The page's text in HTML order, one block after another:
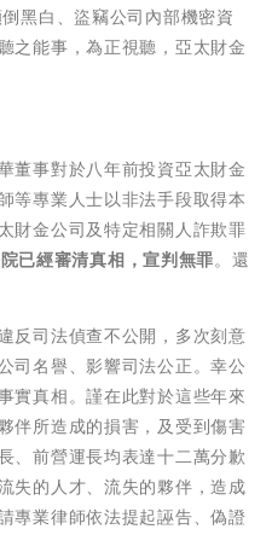
黑白、盜竊公司內部機密資
之能事，為正視聽，亞太財金
事對於八年前投資亞太財金
等專業人士以非法手段取得本
財金公司及特定相關人詐欺罪
已經審清真相，宣判無罪。還
司法偵查不公開，多次刻意
司名譽、影響司法公正。幸公
實真相。謹在此對於這些年來
伴所造成的損害，及受到傷害
、前營運長均表達十二萬分歉
失的人才、流失的夥伴，造成
專業律師依法提起誣告、偽證